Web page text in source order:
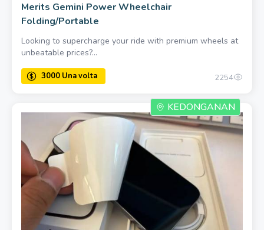
Merits Gemini Power Wheelchair
Folding/Portable
Looking to supercharge your ride with premium wheels at
unbeatable prices?...
2254
KEDONGANAN